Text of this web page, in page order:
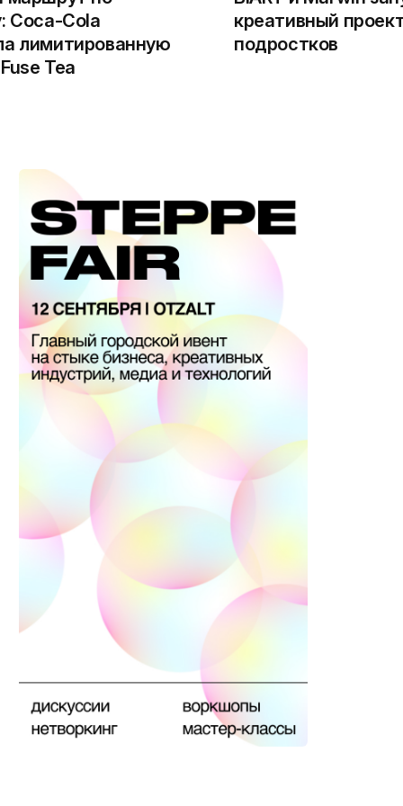
Coca-Cola
лимитированную
Tea
креативный
подростков